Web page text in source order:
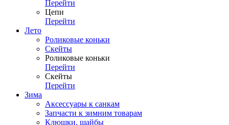
Перейти
Цепи
Перейти
Лето
Роликовые коньки
Скейты
Роликовые коньки
Перейти
Скейты
Перейти
Зима
Аксессуары к санкам
Запчасти к зимним товарам
Клюшки, шайбы